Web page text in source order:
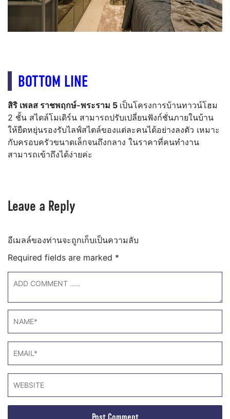
BOTTOM LINE
สิริ เพลส ราชพฤกษ์-พระราม 5 เป็นโครงการบ้านทาวน์โฮม
2 ชั้น สไตล์โมเดิร์น สามารถปรับเปลี่ยนฟังก์ชั่นภายในบ้าน
ให้ยืดหยุ่นรองรับไลฟ์สไตล์ของแต่ละคนได้อย่างลงตัว เหมาะ
กับครอบครัวขนาดเล็กจนถึงกลาง ในราคาที่คนทำงาน
สามารถเข้าถึงได้ง่ายค่ะ
Leave a Reply
อีเมลล์ของท่านจะถูกเก็บเป็นความลับ
Required fields are marked *